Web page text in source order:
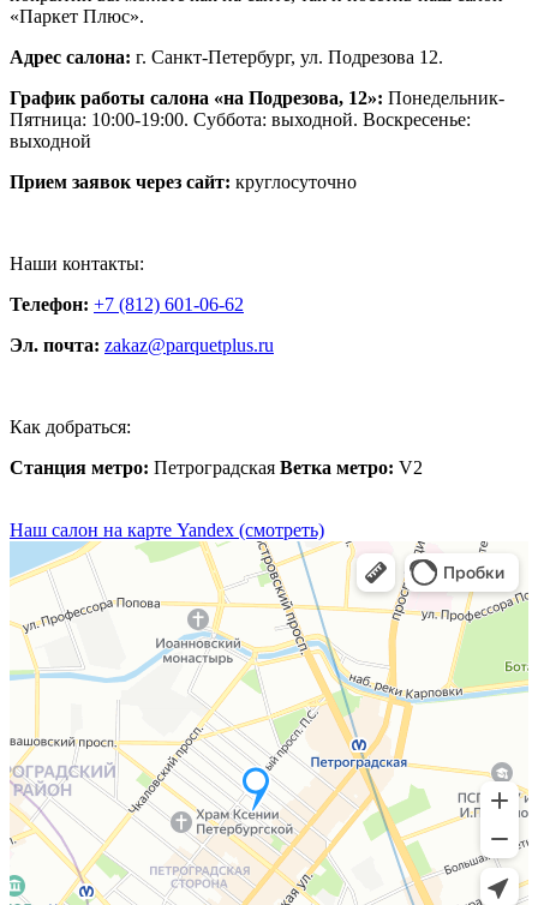
«Паркет Плюс».
Адрес салона: г. Санкт-Петербург, ул. Подрезова 12.
График работы салона «на Подрезова, 12»: Понедельник-
Пятница: 10:00-19:00. Суббота: выходной. Воскресенье:
выходной
Прием заявок через сайт: круглосуточно
Наши контакты:
Телефон: +7 (812) 601-06-62
Эл. почта: zakaz@parquetplus.ru
Как добраться:
Станция метро: Петроградская Ветка метро: V2
Наш салон на карте Yandex (смотреть)